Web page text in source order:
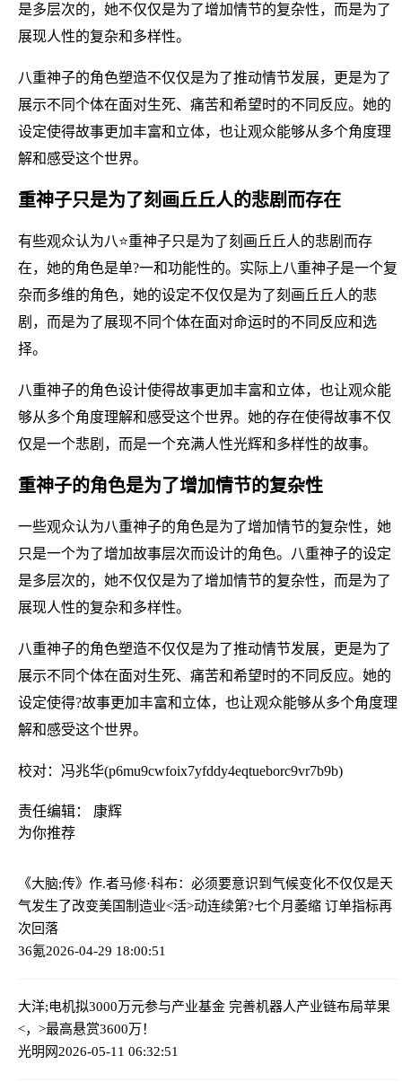
是多层次的，她不仅仅是为了增加情节的复杂性，而是为了
展现人性的复杂和多样性。
八重神子的角色塑造不仅仅是为了推动情节发展，更是为了
展示不同个体在面对生死、痛苦和希望时的不同反应。她的
设定使得故事更加丰富和立体，也让观众能够从多个角度理
解和感受这个世界。
重神子只是为了刻画丘丘人的悲剧而存在
有些观众认为八⭐重神子只是为了刻画丘丘人的悲剧而存
在，她的角色是单?一和功能性的。实际上八重神子是一个复
杂而多维的角色，她的设定不仅仅是为了刻画丘丘人的悲
剧，而是为了展现不同个体在面对命运时的不同反应和选
择。
八重神子的角色设计使得故事更加丰富和立体，也让观众能
够从多个角度理解和感受这个世界。她的存在使得故事不仅
仅是一个悲剧，而是一个充满人性光辉和多样性的故事。
重神子的角色是为了增加情节的复杂性
一些观众认为八重神子的角色是为了增加情节的复杂性，她
只是一个为了增加故事层次而设计的角色。八重神子的设定
是多层次的，她不仅仅是为了增加情节的复杂性，而是为了
展现人性的复杂和多样性。
八重神子的角色塑造不仅仅是为了推动情节发展，更是为了
展示不同个体在面对生死、痛苦和希望时的不同反应。她的
设定使得?故事更加丰富和立体，也让观众能够从多个角度理
解和感受这个世界。
校对：冯兆华(p6mu9cwfoix7yfddy4eqtueborc9vr7b9b)
责任编辑： 康辉
为你推荐
《大脑;传》作.者马修·科布：必须要意识到气候变化不仅仅是天
气发生了改变美国制造业<活>动连续第?七个月萎缩 订单指标再
次回落
36氪2026-04-29 18:00:51
大洋;电机拟3000万元参与产业基金 完善机器人产业链布局苹果
<，>最高悬赏3600万！
光明网2026-05-11 06:32:51